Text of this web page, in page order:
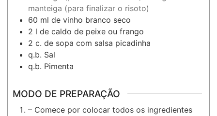
manteiga (para finalizar o risoto)
60 ml de vinho branco seco
2 l de caldo de peixe ou frango
2 c. de sopa com salsa picadinha
q.b. Sal
q.b. Pimenta
MODO DE PREPARAÇÃO
– Comece por colocar todos os ingredientes